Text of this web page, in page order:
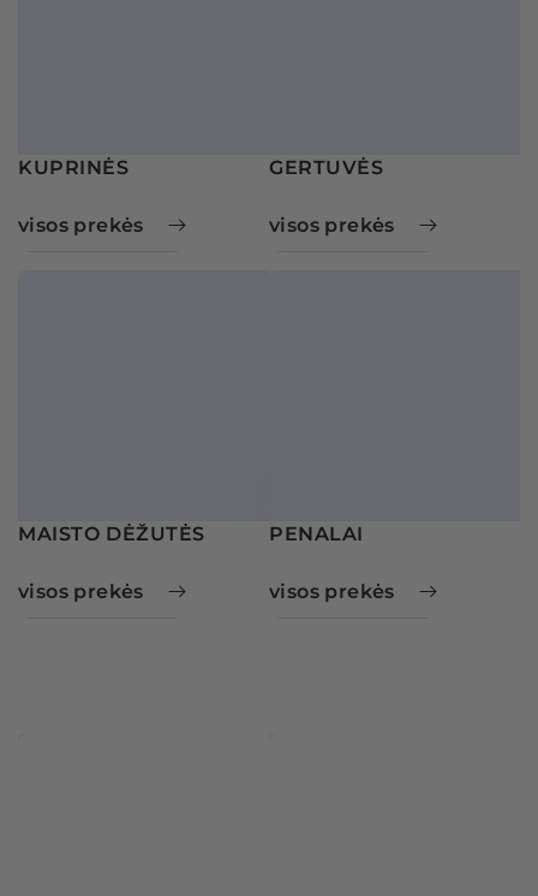
KUPRINĖS
visos prekės
GERTUVĖS
visos prekės
MAISTO DĖŽUTĖS
visos prekės
PENALAI
visos prekės